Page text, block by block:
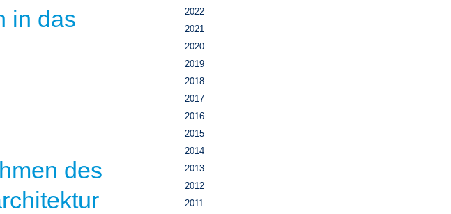
in das
des
2022
2021
2020
2019
2018
2017
2016
2015
2014
2013
2012
2011